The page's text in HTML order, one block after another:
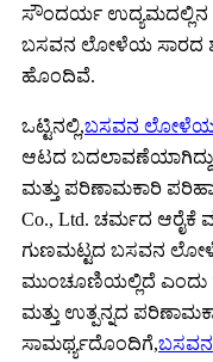
ಸೌಂದರ್ಯ ಉದ್ಯಮದಲ್ಲಿನ
ಬಸವನ ಲೋಳೆಯ ಸಾರದ
ಹೊಂದಿವೆ.
ಒಟ್ಟಿನಲ್ಲಿ,ಬಸವನ ಲೋಳೆಯ
ಆಟದ
ಮತ್ತು ಪರಿಣಾಮಕಾರಿ
Co., Ltd. ಚರ್ಮದ
ಗುಣಮಟ್ಟದ ಬಸವನ
ಮುಂಚೂಣಿಯಲ್ಲಿದೆ ಎಂದು
ಮತ್ತು ಉತ್ಪನ್ನದ
ಸಾಮರ್ಥ್ಯದೊಂದಿಗೆ,